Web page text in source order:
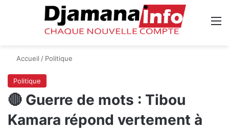
Rechercher
Accueil / Politique
Politique
🔴 Guerre de mots : Tibou
Kamara répond vertement à